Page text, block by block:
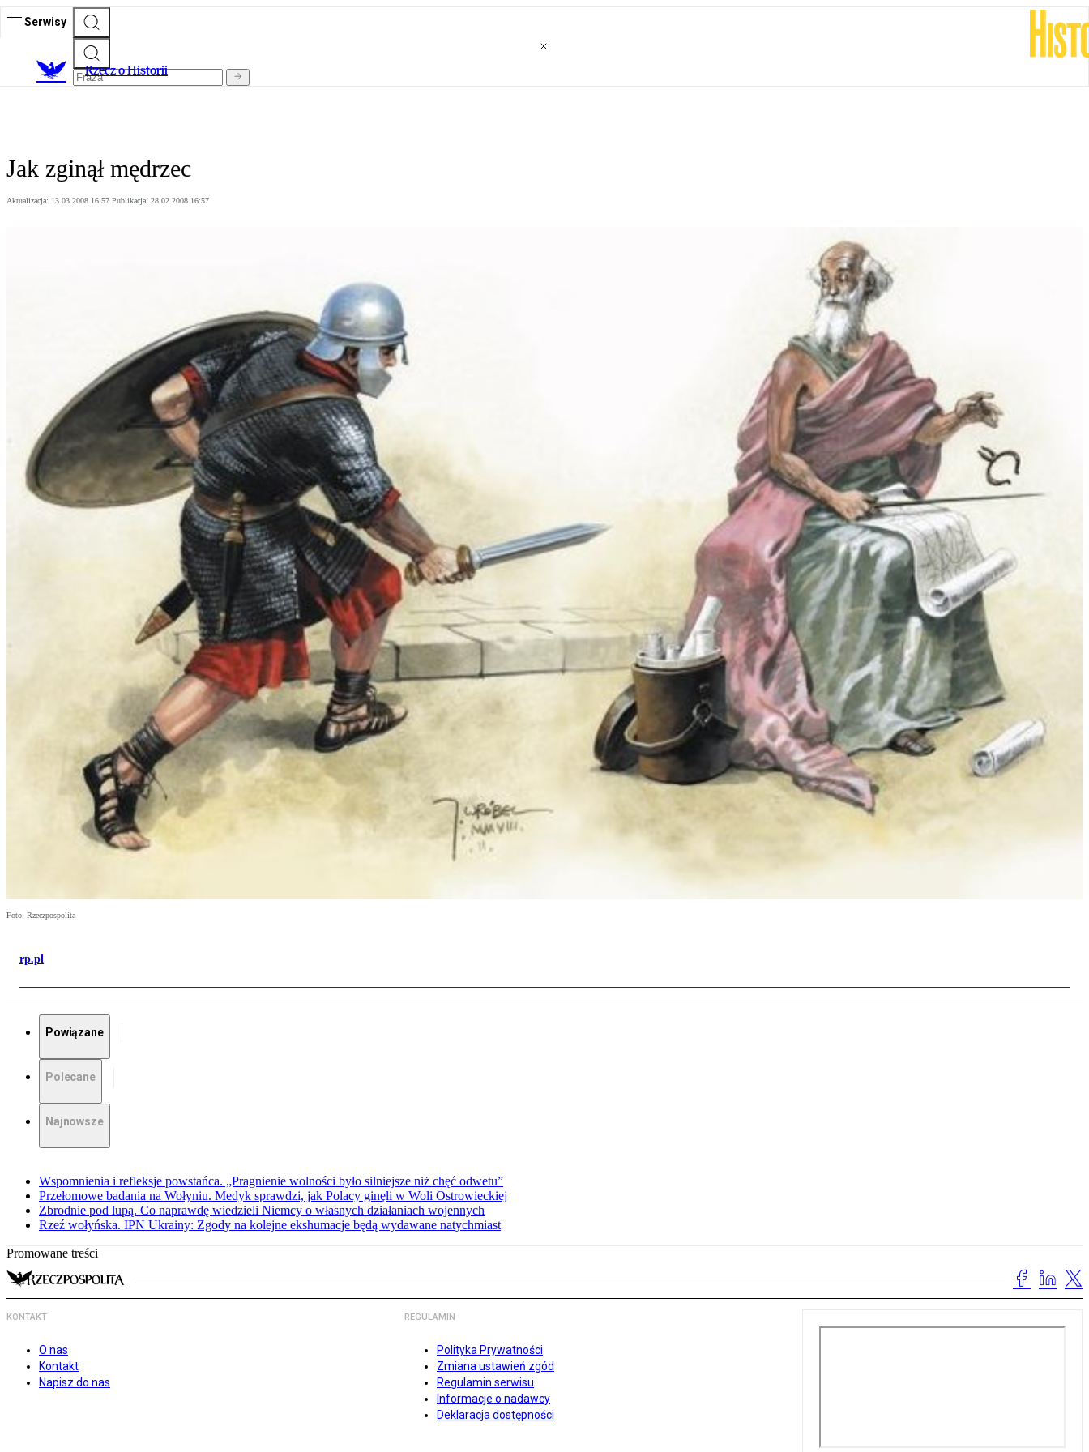
Serwisy
Rzecz o Historii
Jak zginął mędrzec
Aktualizacja: 13.03.2008 16:57 Publikacja: 28.02.2008 16:57
Foto: Rzeczpospolita
rp.pl
Powiązane
Polecane
Najnowsze
Wspomnienia i refleksje powstańca. „Pragnienie wolności było silniejsze niż chęć odwetu”
Przełomowe badania na Wołyniu. Medyk sprawdzi, jak Polacy ginęli w Woli Ostrowieckiej
Zbrodnie pod lupą. Co naprawdę wiedzieli Niemcy o własnych działaniach wojennych
Rzeź wołyńska. IPN Ukrainy: Zgody na kolejne ekshumacje będą wydawane natychmiast
Promowane treści
KONTAKT
O nas
Kontakt
Napisz do nas
REGULAMIN
Polityka Prywatności
Zmiana ustawień zgód
Regulamin serwisu
Informacje o nadawcy
Deklaracja dostępności